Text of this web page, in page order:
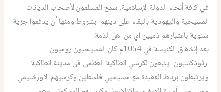
في كافة أنحاء الدولة الإسلامية. سمح المسلمون لأصحاب الديانات
المسيحية واليهودية بالبقاء على دينهم بشروط ومنها أن يدفعوا جزية
سنوية باعتبارهم ذميين اي من اهل الذمة.
بعد إنشقاق الكنيسة في 1054م كان المسيحيون روميون
ارثوذكسيون يتبعون لكرسي انطاكية العظمى في مدينة انطاكية
ويرتبطون برباط العقيدة مع مسيحيي فلسطين وكرسيهم الاورشليمي